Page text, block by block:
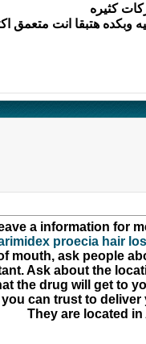
كثيره
وبكده هتبقا انت
a information for
proecia hair
mouth, ask people
Ask about the
the drug will get to
can trust to
They are located